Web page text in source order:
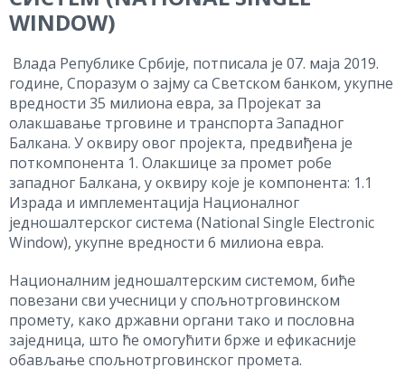
WINDOW)
Влада Републике Србије, потписала је 07. маја 2019.
године, Споразум о зајму са Светском банком, укупне
вредности 35 милиона евра, за Пројекат за
олакшавање трговине и транспорта Западног
Балкана. У оквиру овог пројекта, предвиђена је
поткомпонента 1. Олакшице за промет робе
западног Балкана, у оквиру које је компонента: 1.1
Израда и имплементација Националног
jедношалтерског система (National Single Electronic
Window), укупне вредности 6 милиона евра.
Националним једношалтерским системом, биће
повезани сви учесници у спољнотрговинском
промету, како државни органи тако и пословна
заједница, што ће омогућити брже и ефикасније
обављање спољнотрговинског промета.